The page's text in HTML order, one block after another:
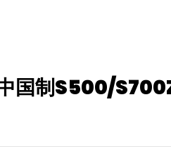
国制S500/